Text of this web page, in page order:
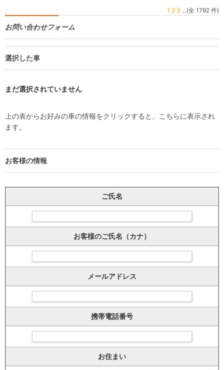
1 2 3 ...(全 1792 件)
お問い合わせフォーム
選択した車
まだ選択されていません
上の表からお好みの車の情報をクリックすると、こちらに表示され
ます。
お客様の情報
ご氏名
お客様のご氏名（カナ）
メールアドレス
携帯電話番号
お住まい